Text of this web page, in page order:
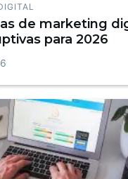
de marketing
para 2026